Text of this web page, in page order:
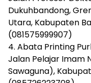
Dukuhbandong,
Utara, Kabupaten
(081575999907)
4. Abata Printing
Jalan Pelajar Imam
Sawaguna),